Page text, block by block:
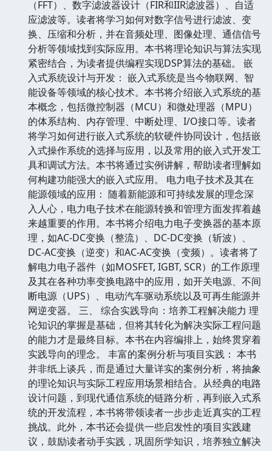
（FFT）、数字滤波器设计（FIR和IIR滤波器）、自适
应滤波等。读者将学习如何对数字信号进行滤波、变
换、压缩和分析，并在音频处理、图像处理、通信信号
分析等领域找到实际应用。本书将理论知识与算法实现
紧密结合，为读者提供编程实现DSP算法的基础。 嵌
入式系统设计与开发： 嵌入式系统是当今物联网、智
能设备等领域的核心技术。本书将介绍嵌入式系统的基
本概念，包括微控制器（MCU）和微处理器（MPU）
的体系结构、内存管理、中断处理、I/O接口等。读者
将学习如何进行嵌入式系统的软硬件协同设计，包括嵌
入式操作系统的选择与应用，以及常用的嵌入式开发工
具和调试方法。本书将通过实例讲解，帮助读者理解如
何构建功能强大的嵌入式应用。 电力电子技术及其在
能源领域的应用： 随着新能源和可持续发展的理念深
入人心，电力电子技术在能源转换和管理方面发挥着越
来越重要的作用。本书将介绍电力电子变换器的基本原
理，如AC-DC变换（整流）、DC-DC变换（斩波）、
DC-AC变换（逆变）和AC-AC变换（变频）。读者将了
解电力电子器件（如MOSFET, IGBT, SCR）的工作原理
及其在各种功率变换电路中的应用，如开关电源、不间
断电源（UPS）、电动汽车驱动系统以及可再生能源并
网逆变器。 三、 综合实践导向：培养工程解决能力 理
论知识的掌握是基础，但将其转化为解决实际工程问题
的能力才是最终目标。本书在内容编排上，始终贯穿着
实践导向的理念。 丰富的案例分析与项目实践： 本书
并非纸上谈兵，而是通过大量详实的案例分析，将抽象
的理论知识与实际工程应用场景相结合。从经典的电路
设计问题，到现代通信系统的链路分析，再到嵌入式系
统的开发流程，本书将带领读者一步步走近真实的工程
挑战。此外，本书还会提供一些启发性的项目实践建
议，鼓励读者动手实践，巩固所学知识，培养独立解决